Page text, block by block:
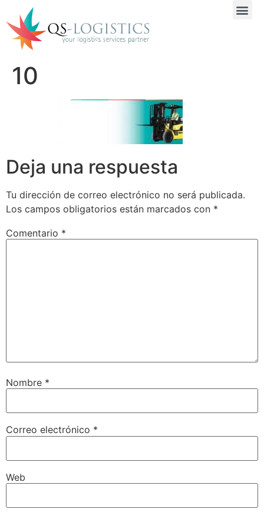
10
Deja una respuesta
Tu dirección de correo electrónico no será publicada.
Los campos obligatorios están marcados con *
Comentario *
Nombre *
Correo electrónico *
Web